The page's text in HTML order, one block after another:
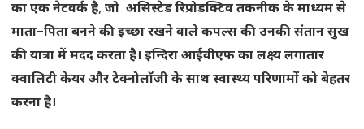
काएकनेटवर्कहै, जो असिस्टेडरिप्रोडक्टिवतकनीककेमाध्यमसे
माता–पिताबननेकीइच्छारखनेवालेकपल्सकीउनकीसंतानसुख
कीयात्रामेंमददकरताहै। इन्दिराआईवीएफकालक्ष्यलगातार
क्वालिटीकेयरऔरटेक्नोलॉजीकेसाथस्वास्थ्यपरिणामोंकोबेहतर
करनाहै।